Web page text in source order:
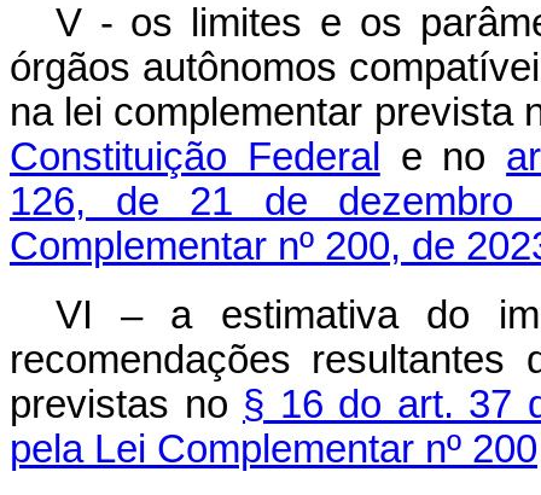
V - os limites e os
órgãos autônomos
na lei complementar prevista
Constituição Federal
e no
126, de 21 de dezembro
Complementar nº 200, de
VI – a estimativa do
recomendações
previstas no § 16 do art. 37
pela Lei Complementar nº